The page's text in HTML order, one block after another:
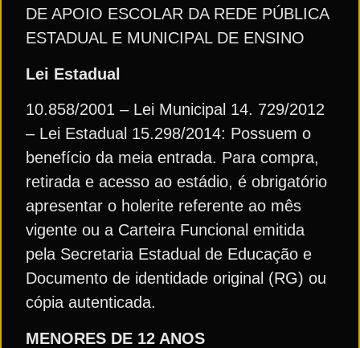
DE APOIO ESCOLAR DA REDE PÚBLICA
ESTADUAL E MUNICIPAL DE ENSINO
Lei Estadual
10.858/2001 – Lei Municipal 14. 729/2012
– Lei Estadual 15.298/2014: Possuem o
benefício da meia entrada. Para compra,
retirada e acesso ao estádio, é obrigatório
apresentar o holerite referente ao mês
vigente ou a Carteira Funcional emitida
pela Secretaria Estadual de Educação e
Documento de identidade original (RG) ou
cópia autenticada.
MENORES DE 12 ANOS